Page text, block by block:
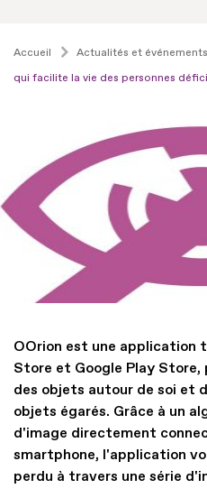
Accueil Actualités et événements
qui facilite la vie des personnes
OOrion est une application
Store et Google Play
des objets autour de soi et
objets égarés. Grâce à un
d'image directement
smartphone, l'application
perdu à travers une série